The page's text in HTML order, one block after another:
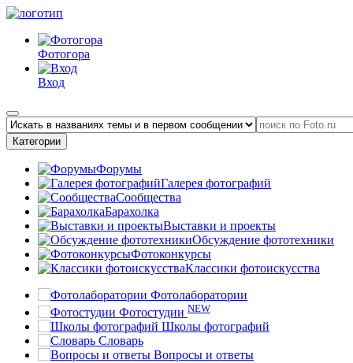
Фотогора
Вход
Категории
Форумы
Галерея фотографий
Сообщества
Барахолка
Выставки и проекты
Обсуждение фототехники
Фотоконкурсы
Классики фотоискусства
Фотолаборатории
Фотостудии NEW
Школы фотографий
Словарь
Вопросы и ответы